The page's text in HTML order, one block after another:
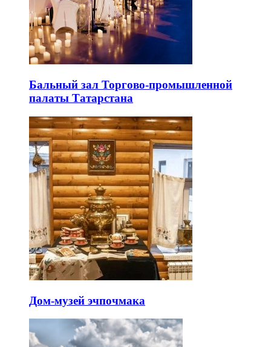
Бальный зал Торгово-промышленной
палаты Татарстана
Дом-музей эчпочмака